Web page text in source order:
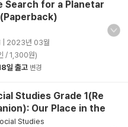
Search for a Planetar
2023년 03월
/ 1,300원)
일 출고 변경
Studies Grade 1(Re
Our Place in the
Studies